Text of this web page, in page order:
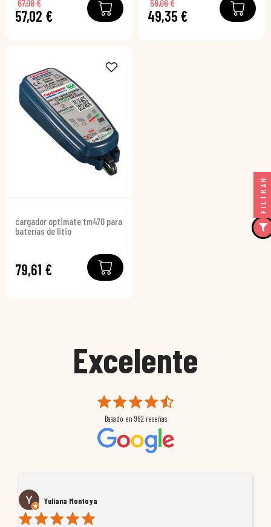
57,02 €
67,08 €
49,35 €
58,06 €
cargador optimate tm470 para
baterías de litio
79,61 €
Excelente
Basado en 982 reseñas
Yuliana Montoya
FILTRAR